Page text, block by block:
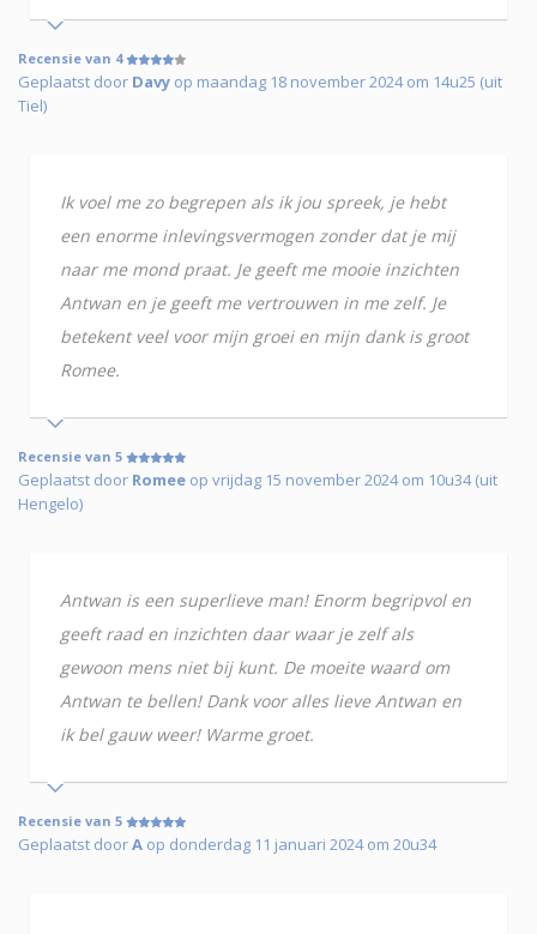
Recensie van 4
Geplaatst door Davy op maandag 18 november 2024 om 14u25 (uit
Tiel)
Ik voel me zo begrepen als ik jou spreek, je hebt
een enorme inlevingsvermogen zonder dat je mij
naar me mond praat. Je geeft me mooie inzichten
Antwan en je geeft me vertrouwen in me zelf. Je
betekent veel voor mijn groei en mijn dank is groot
Romee.
Recensie van 5
Geplaatst door Romee op vrijdag 15 november 2024 om 10u34 (uit
Hengelo)
Antwan is een superlieve man! Enorm begripvol en
geeft raad en inzichten daar waar je zelf als
gewoon mens niet bij kunt. De moeite waard om
Antwan te bellen! Dank voor alles lieve Antwan en
ik bel gauw weer! Warme groet.
Recensie van 5
Geplaatst doorA op donderdag 11 januari 2024 om 20u34